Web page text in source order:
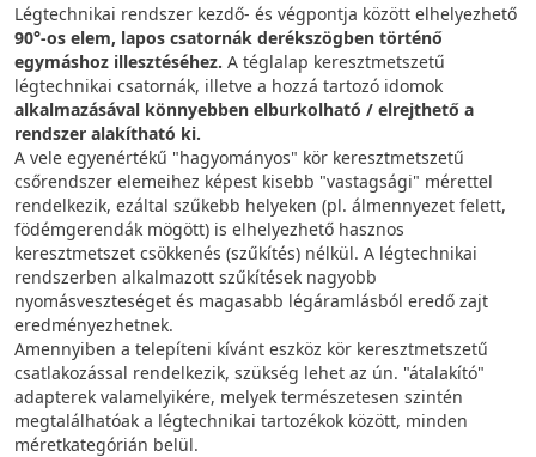
Légtechnikai rendszer kezdő- és végpontja között elhelyezhető
90°-os elem, lapos csatornák derékszögben történő
egymáshoz illesztéséhez. A téglalap keresztmetszetű
légtechnikai csatornák, illetve a hozzá tartozó idomok
alkalmazásával könnyebben elburkolható / elrejthető a
rendszer alakítható ki.
A vele egyenértékű "hagyományos" kör keresztmetszetű
csőrendszer elemeihez képest kisebb "vastagsági" mérettel
rendelkezik, ezáltal szűkebb helyeken (pl. álmennyezet felett,
födémgerendák mögött) is elhelyezhető hasznos
keresztmetszet csökkenés (szűkítés) nélkül. A légtechnikai
rendszerben alkalmazott szűkítések nagyobb
nyomásveszteséget és magasabb légáramlásból eredő zajt
eredményezhetnek.
Amennyiben a telepíteni kívánt eszköz kör keresztmetszetű
csatlakozással rendelkezik, szükség lehet az ún. "átalakító"
adapterek valamelyikére, melyek természetesen szintén
megtalálhatóak a légtechnikai tartozékok között, minden
méretkategórián belül.